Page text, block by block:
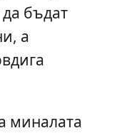
бъдат
а
миналата